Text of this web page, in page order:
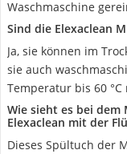
Waschmaschine
Sind die Elexaclean
Ja, sie können im
sie auch
Temperatur bis 60 °C
Wie sieht es bei
Elexaclean mit der
Dieses Spültuch der